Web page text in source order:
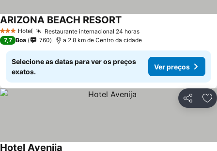
3 EstrelasHotel Restaurante internacional 24 horas
ARIZONA BEACH RESORT
7,7 Boa 760 a 2.8 km de Centro da cidade
Selecione as datas para ver os preços
exatos.
Ver preços
Partilhar
Hotel Avenija